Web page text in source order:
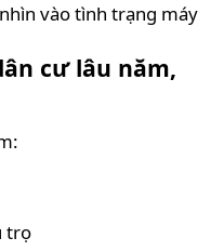
vào tình trạng máy
cư lâu năm,
trọ